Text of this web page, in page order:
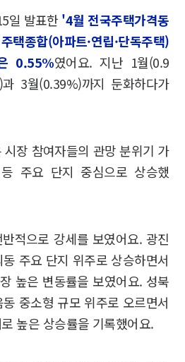
일 발표한 '4월 전국주택가격동
종합(아파트·연립·단독주택)
0.55%였어요. 지난 1월(0.9
3월(0.39%)까지 둔화하다가
장 참여자들의 관망 분위기 가
주요 단지 중심으로 상승했
적으로 강세를 보였어요. 광진
주요 단지 위주로 상승하면서
높은 변동률을 보였어요. 성북
중소형 규모 위주로 오르면서
높은 상승률을 기록했어요.